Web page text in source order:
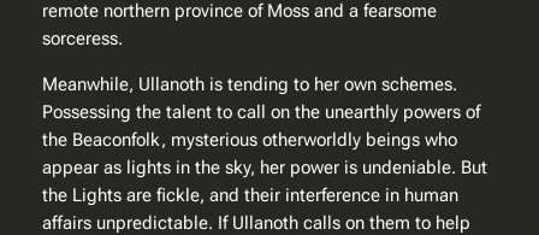
'
s
n
a
remote northern province of Moss and a fearsome
sorceress.
Meanwhile, Ullanoth is tending to her own schemes.
Possessing the talent to call on the unearthly powers of
the Beaconfolk, mysterious otherworldly beings who
appear as lights in the sky, her power is undeniable. But
the Lights are fickle, and their interference in human
affairs unpredictable. If Ullanoth calls on them to help